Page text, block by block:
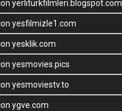
yerliturkfilmleri.blogspot.com
yesfilmizle1.com
yesklik.com
yesmovies.pics
yesmoviestv.to
ygve.com